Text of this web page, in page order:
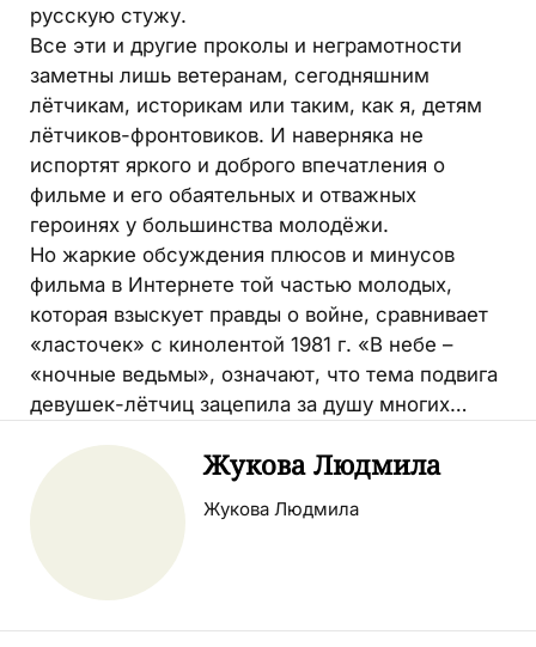
русскую стужу.
Все эти и другие проколы и неграмотности
заметны лишь ветеранам, сегодняшним
лётчикам, историкам или таким, как я, детям
лётчиков-фронтовиков. И наверняка не
испортят яркого и доброго впечатления о
фильме и его обаятельных и отважных
героинях у большинства молодёжи.
Но жаркие обсуждения плюсов и минусов
фильма в Интернете той частью молодых,
которая взыскует правды о войне, сравнивает
«ласточек» с кинолентой 1981 г. «В небе –
«ночные ведьмы», означают, что тема подвига
девушек-лётчиц зацепила за душу многих…
Жукова Людмила
Жукова Людмила